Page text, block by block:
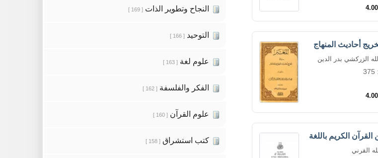
4.00
أحاديث المنهاج
الزركشي بدر الدين
4.00
الكريم باللغة
القرني
النجاح وتطوير الذات [ 169 ]
التوحيد [ 166 ]
علوم لغة [ 163 ]
الفكر والفلسفة [ 162 ]
علوم القرآن [ 160 ]
كتب استشراق [ 158 ]